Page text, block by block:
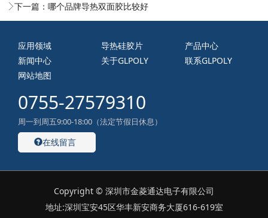
下一篇： 哪个品牌导热双面胶比较好
应用领域 导热硅胶片
产品中心
新闻中心
关于GLPOLY
联系GLPOLY
网站地图
0755-27579310
周一到周五9:00-18:00（法定节假日休息）
在线留言
Copyright © 深圳市金菱通达电子有限公司
地址:深圳宝安45区华丰新安商务大厦616-619室